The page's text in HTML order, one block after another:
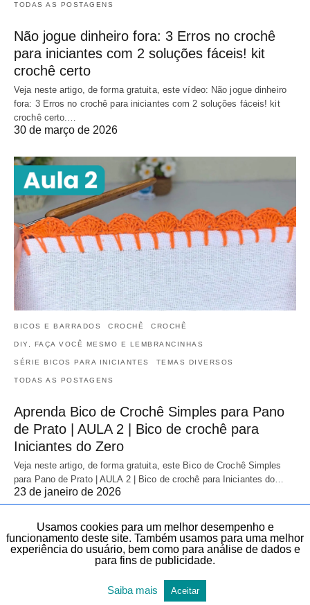
TODAS AS POSTAGENS
Não jogue dinheiro fora: 3 Erros no crochê
para iniciantes com 2 soluções fáceis! kit
crochê certo
Veja neste artigo, de forma gratuita, este vídeo: Não jogue dinheiro
fora: 3 Erros no crochê para iniciantes com 2 soluções fáceis! kit
crochê certo.…
30 de março de 2026
BICOS E BARRADOS CROCHÊ CROCHÊ
DIY, FAÇA VOCÊ MESMO E LEMBRANCINHAS
SÉRIE BICOS PARA INICIANTES TEMAS DIVERSOS
TODAS AS POSTAGENS
Aprenda Bico de Crochê Simples para Pano
de Prato | AULA 2 | Bico de crochê para
Iniciantes do Zero
Veja neste artigo, de forma gratuita, este Bico de Crochê Simples
para Pano de Prato | AULA 2 | Bico de crochê para Iniciantes do…
23 de janeiro de 2026
Usamos cookies para um melhor desempenho e
funcionamento deste site. Também usamos para uma melhor
experiência do usuário, bem como para análise de dados e
para fins de publicidade.
Saiba mais Aceitar